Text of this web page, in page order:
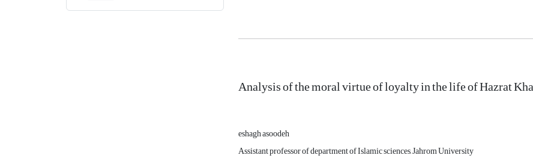
Analysis of the moral virtue of loyalty in the life of Hazrat
eshagh asoodeh
Assistant professor of department of Islamic sciences, Jahrom University